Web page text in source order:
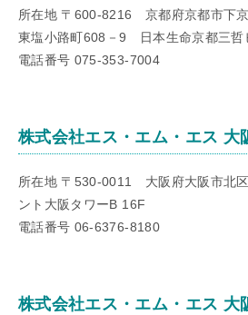
所在地 〒600-8216 京都府京都市下
東塩小路町608－9 日本生命京都三哲
電話番号 075-353-7004
株式会社エス・エム・エス 大
所在地 〒530-0011 大阪府大阪市北
ント大阪タワーB 16F
電話番号 06-6376-8180
株式会社エス・エム・エス 大